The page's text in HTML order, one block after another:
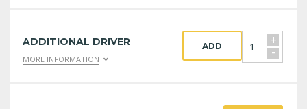
ADDITIONAL DRIVER
MORE INFORMATION
+
-
ADD